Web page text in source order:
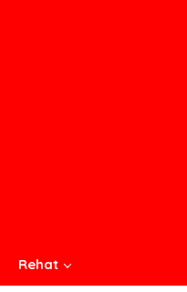
Rehat